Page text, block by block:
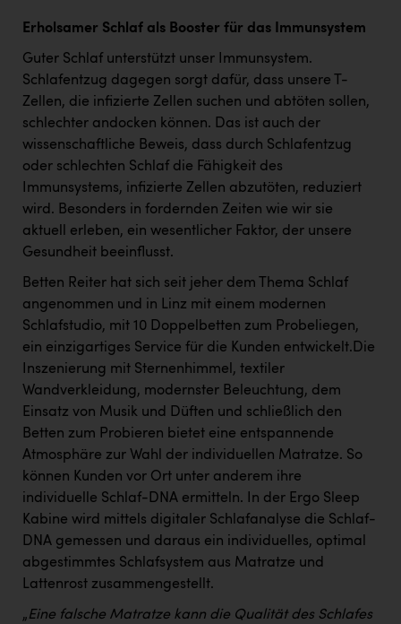
Erholsamer Schlaf als Booster für das Immunsystem
Guter Schlaf unterstützt unser Immunsystem.
Schlafentzug dagegen sorgt dafür, dass unsere T-
Zellen, die infizierte Zellen suchen und abtöten sollen,
schlechter andocken können. Das ist auch der
wissenschaftliche Beweis, dass durch Schlafentzug
oder schlechten Schlaf die Fähigkeit des
Immunsystems, infizierte Zellen abzutöten, reduziert
wird. Besonders in fordernden Zeiten wie wir sie
aktuell erleben, ein wesentlicher Faktor, der unsere
Gesundheit beeinflusst.
Betten Reiter hat sich seit jeher dem Thema Schlaf
angenommen und in Linz mit einem modernen
Schlafstudio, mit 10 Doppelbetten zum Probeliegen,
ein einzigartiges Service für die Kunden entwickelt.Die
Inszenierung mit Sternenhimmel, textiler
Wandverkleidung, modernster Beleuchtung, dem
Einsatz von Musik und Düften und schließlich den
Betten zum Probieren bietet eine entspannende
Atmosphäre zur Wahl der individuellen Matratze. So
können Kunden vor Ort unter anderem ihre
individuelle Schlaf-DNA ermitteln. In der Ergo Sleep
Kabine wird mittels digitaler Schlafanalyse die Schlaf-
DNA gemessen und daraus ein individuelles, optimal
abgestimmtes Schlafsystem aus Matratze und
Lattenrost zusammengestellt.
„Eine falsche Matratze kann die Qualität des Schlafes